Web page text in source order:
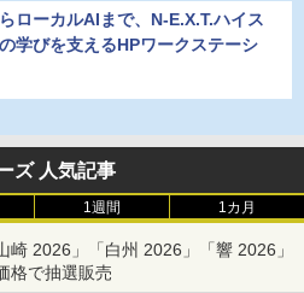
ローカルAIまで、N-E.X.T.ハイス
学びを支えるHPワークステーシ
ズ 人気記事
1週間 1カ月
崎 2026」「白州 2026」「響 2026」
格で抽選販売